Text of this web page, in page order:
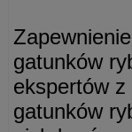
gatunków
ekspertów z
gatunków